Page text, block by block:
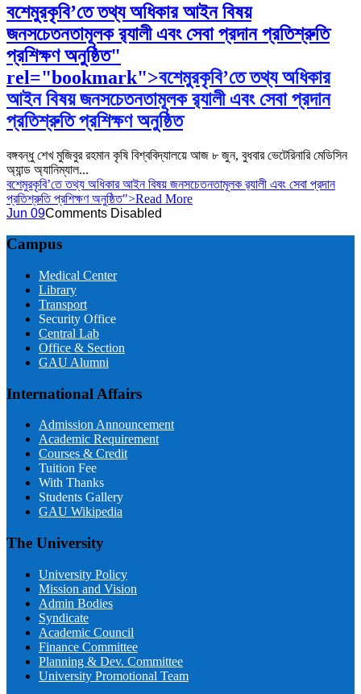
বশেমুরকৃবি’তে তথ্য অধিকার আইন বিষয়
জনসচেতনতামূলক র‌্যালী এবং সেবা প্রদান প্রতিশ্রুতি
প্রশিক্ষণ অনুষ্ঠিত"
rel="bookmark">বশেমুরকৃবি’তে তথ্য অধিকার
আইন বিষয় জনসচেতনতামূলক র‌্যালী এবং সেবা প্রদান
প্রতিশ্রুতি প্রশিক্ষণ অনুষ্ঠিত
বঙ্গবন্ধু শেখ মুজিবুর রহমান কৃষি বিশ্ববিদ্যালয়ে আজ ৮ জুন, বুধবার ভেটেরিনারি মেডিসিন
অ্যান্ড অ্যানিম্যাল...
বশেমুরকৃবি’তে তথ্য অধিকার আইন বিষয় জনসচেতনতামূলক র‌্যালী এবং সেবা প্রদান
প্রতিশ্রুতি প্রশিক্ষণ অনুষ্ঠিত">Read More
Jun 09Comments Disabled
Campus
Medical Center
Library
Transport
Security Office
Central Lab
Office & Section
GAU Alumni
International Affairs
Admission Announcement
Academic Requirement
Courses & Credit
Tuition Fee
With Thanks
Students Gallery
GAU Wikipedia
The University
University Policy
Mission and Vision
Admin Bodies
Syndicate
Academic Council
Finance Committee
Planning & Dev. Committee
University Promotional Team